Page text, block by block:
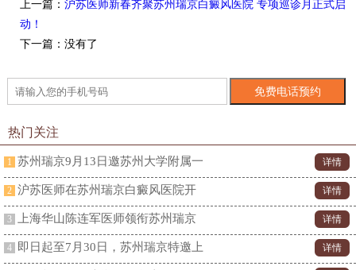
上一篇：沪苏医师新春齐聚苏州瑞京白癜风医院 专项巡诊月正式启
动！
下一篇：没有了
热门关注
1 苏州瑞京9月13日邀苏州大学附属一 详情
2 沪苏医师在苏州瑞京白癜风医院开 详情
3 上海华山陈连军医师领衔苏州瑞京 详情
4 即日起至7月30日，苏州瑞京特邀上 详情